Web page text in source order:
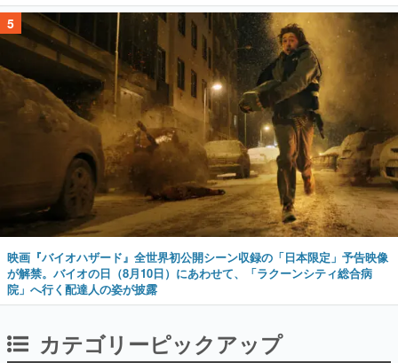
5
映画『バイオハザード』全世界初公開シーン収録の「日本限定」予告映像
が解禁。バイオの日（8月10日）にあわせて、「ラクーンシティ総合病
院」へ行く配達人の姿が披露
カテゴリーピックアップ